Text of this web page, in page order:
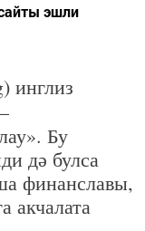
эшли
инглиз
Бу
дә булса
финанславы,
акчалата